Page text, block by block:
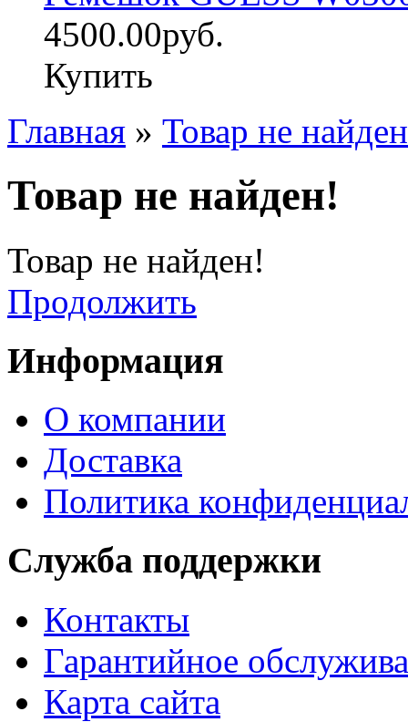
4500.00руб.
Купить
Главная » Товар не
Товар не найден!
Товар не найден!
Продолжить
Информация
О компании
Доставка
Политика
Служба поддержки
Контакты
Гарантийное
Карта сайта